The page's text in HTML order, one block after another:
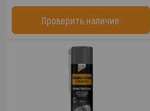
Проверить наличие